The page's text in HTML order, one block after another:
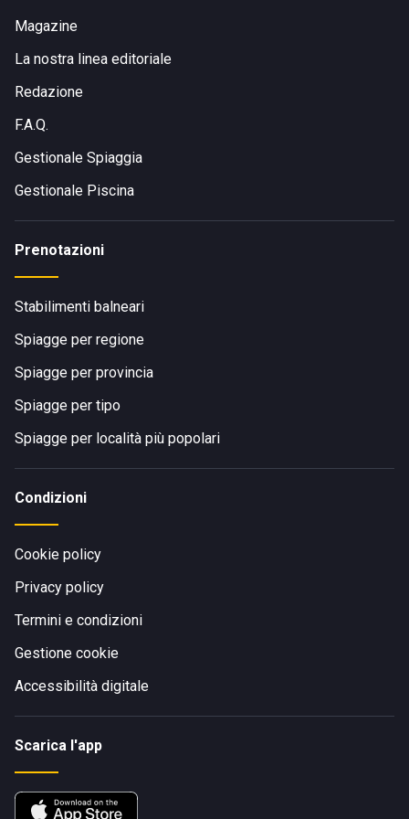
Magazine
La nostra linea editoriale
Redazione
F.A.Q.
Gestionale Spiaggia
Gestionale Piscina
Prenotazioni
Stabilimenti balneari
Spiagge per regione
Spiagge per provincia
Spiagge per tipo
Spiagge per località più popolari
Condizioni
Cookie policy
Privacy policy
Termini e condizioni
Gestione cookie
Accessibilità digitale
Scarica l'app